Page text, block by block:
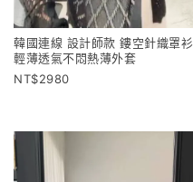
韓國連線 設計師款 鏤空針織罩衫
輕薄透氣不悶熱薄外套
2980